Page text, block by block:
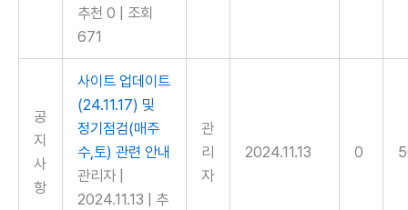
추천 0
조회
671
공
지
사
항
사이트 업데이트
(24.11.17) 및
정기점검(매주
수,토) 관련 안내
관리자
2024.11.13
추
관
리
자
2024.11.13 0